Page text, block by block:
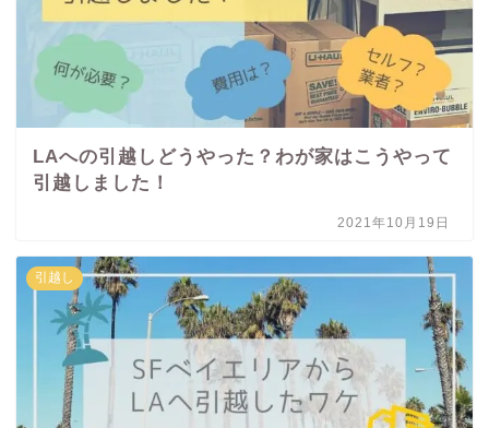
LAへの引越しどうやった？わが家はこうやって
引越しました！
2021年10月19日
引越し